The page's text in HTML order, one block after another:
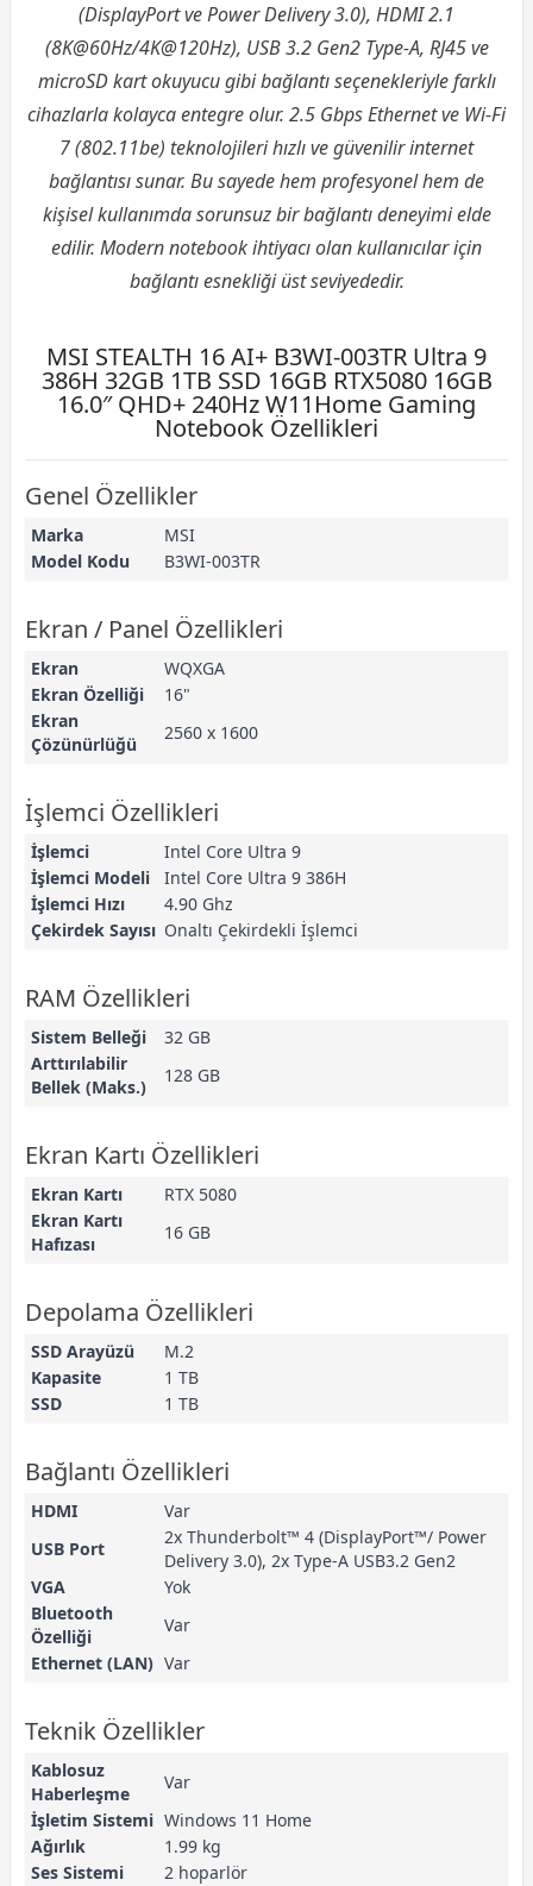
(DisplayPort ve Power Delivery 3.0), HDMI 2.1
(8K@60Hz/4K@120Hz), USB 3.2 Gen2 Type-A, RJ45 ve
microSD kart okuyucu gibi bağlantı seçenekleriyle farklı
cihazlarla kolayca entegre olur. 2.5 Gbps Ethernet ve Wi-Fi
7 (802.11be) teknolojileri hızlı ve güvenilir internet
bağlantısı sunar. Bu sayede hem profesyonel hem de
kişisel kullanımda sorunsuz bir bağlantı deneyimi elde
edilir. Modern notebook ihtiyacı olan kullanıcılar için
bağlantı esnekliği üst seviyededir.
MSI STEALTH 16 AI+ B3WI-003TR Ultra 9
386H 32GB 1TB SSD 16GB RTX5080 16GB
16.0″ QHD+ 240Hz W11Home Gaming
Notebook Özellikleri
Genel Özellikler
Marka
MSI
Model Kodu
B3WI-003TR
Ekran / Panel Özellikleri
Ekran
WQXGA
Ekran Özelliği
16"
Ekran
Çözünürlüğü
2560 x 1600
İşlemci Özellikleri
İşlemci
Intel Core Ultra 9
İşlemci Modeli
Intel Core Ultra 9 386H
İşlemci Hızı
4.90 Ghz
Çekirdek Sayısı Onaltı Çekirdekli İşlemci
RAM Özellikleri
Sistem Belleği
32 GB
Arttırılabilir
Bellek (Maks.)
128 GB
Ekran Kartı Özellikleri
Ekran Kartı
RTX 5080
Ekran Kartı
Hafızası
16 GB
Depolama Özellikleri
SSD Arayüzü
M.2
Kapasite
1 TB
SSD
1 TB
Bağlantı Özellikleri
HDMI
Var
USB Port
2x Thunderbolt™ 4 (DisplayPort™/ Power
Delivery 3.0), 2x Type-A USB3.2 Gen2
VGA
Yok
Bluetooth
Özelliği
Var
Ethernet (LAN) Var
Teknik Özellikler
Kablosuz
Haberleşme
Var
İşletim Sistemi Windows 11 Home
Ağırlık
1.99 kg
Ses Sistemi
2 hoparlör